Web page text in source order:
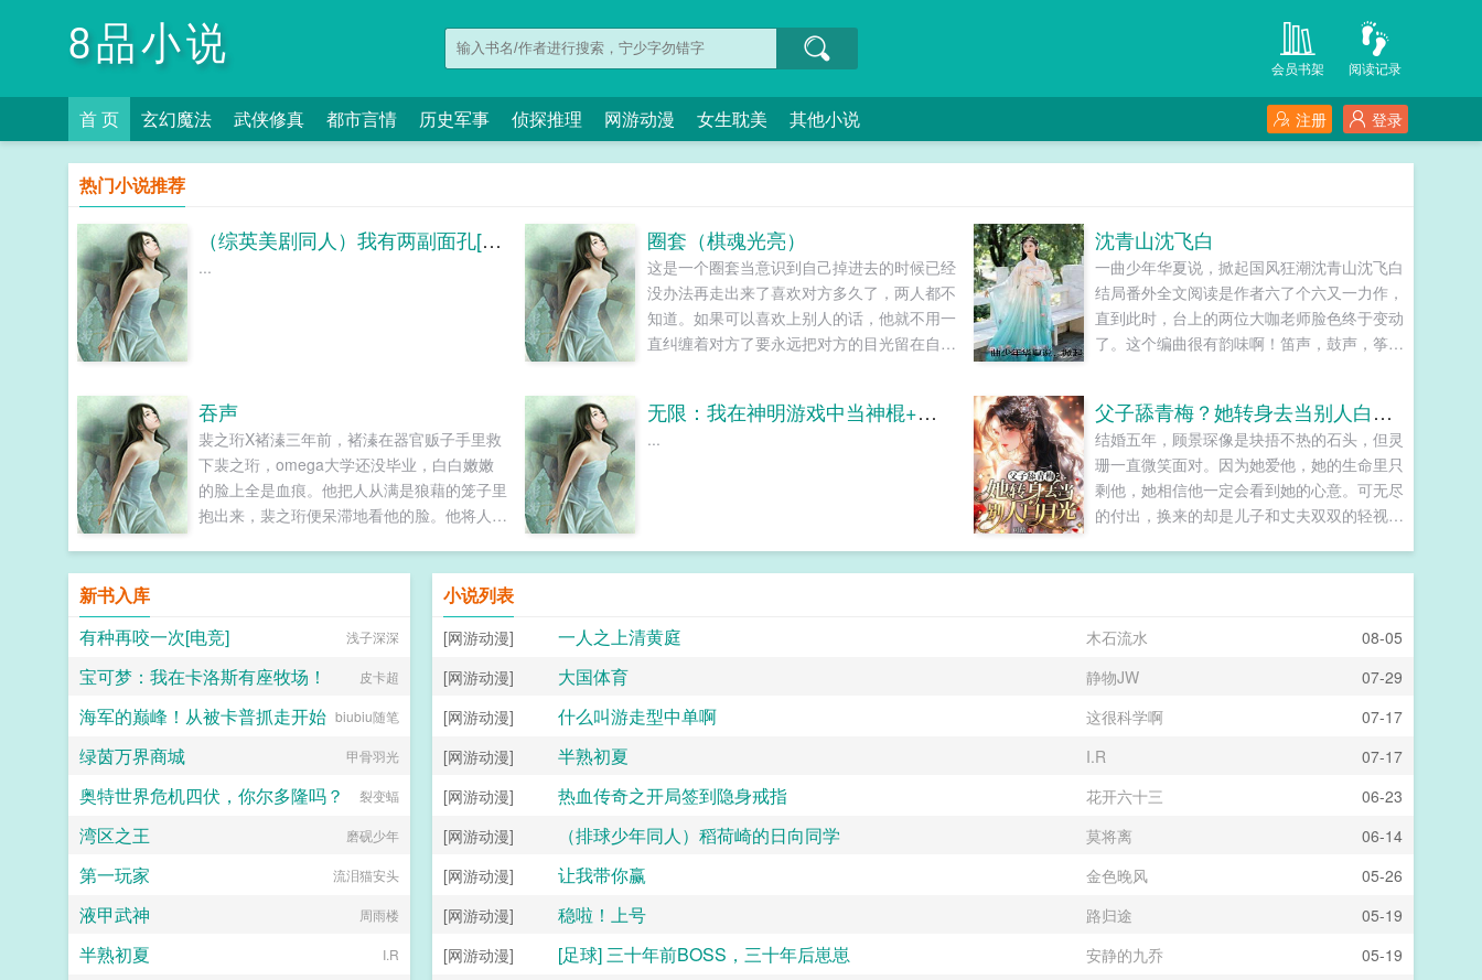
8品小说 阅读记录
会员书架
首 页 玄幻魔法 武侠修真 都市言情 历史军事 侦探推理 网游动漫 女生耽美 其他小说 登录
注册
热门小说推荐
（综英美剧同人）我有两副面孔[综英美]+番外
...
圈套（棋魂光亮）
这是一个圈套当意识到自己掉进去的时候已经
没办法再走出来了喜欢对方多久了，两人都不
知道。如果可以喜欢上别人的话，他就不用一
直纠缠着对方了要永远把对方的目光留在自己
都市近水楼台青梅竹马甜文轻松日常...
沈青山沈飞白
一曲少年华夏说，掀起国风狂潮沈青山沈飞白
结局番外全文阅读是作者六了个六又一力作，
直到此时，台上的两位大咖老师脸色终于变动
了。这个编曲很有韵味啊！笛声，鼓声，筝
前这个年轻人，竟然将这些古早的乐器集合起
来，编出如此有韵味的曲子。嘶不简单啊。这
个乐器，这个编曲。这真是个奇才啊，脑子怎
么长得！张乐乐终于忍不住，第一个开口。李
启云紧跟着点头表示赞同，他的眼中闪现了一
丝亮光不论如何，光是这个编曲，他就已经赢
了！至于两个流量小鲜肉，根本就没听出沈飞
后请教一下。可那邹子玉，面色却早已经黑沉
如水。就在这时，台上得沈飞白终于抬起了
吞声
裴之珩X褚溱三年前，褚溱在器官贩子手里救
下裴之珩，omega大学还没毕业，白白嫩嫩
的脸上全是血痕。他把人从满是狼藉的笼子里
抱出来，裴之珩便呆滞地看他的脸。他将人送
三年後两人再见，青年穿着一身高定西装，後
颈纹着张扬的翅膀纹身。褚溱很难相信原本沉
默寡言丶惊慌失措的小屁孩，竟然一朝改头换
面竟成了酒桌上游刃有馀的感情骗子，还美其
名曰为民除害？褚溱把人揪到面前，还没来得
及批评，就被先发制人。原来褚长官也会来这
各院主子。褚溱抿抿嘴，想说自己是在工作，
没想到这小子蹬鼻子上脸，拿着他对付那些情
了。裴茶茶哥哥不是喜欢香香软软的omega
吗，那我就装给哥哥看。带带预收阴郁疯批特
无限：我在神明游戏中当神棍+番外
...
父子舔青梅？她转身去当别人白月光
结婚五年，顾景琛像是块捂不热的石头，但灵
珊一直微笑面对。因为她爱他，她的生命里只
剩他，她相信他一定会看到她的心意。可无尽
的付出，换来的却是儿子和丈夫双双的轻视和
围着那个女人，言笑晏晏的样子，终于彻底死
心。准备好离婚协议，放弃抚养权，她潇洒过
回单身日子。可男人好似并不打算这么轻而易
举放过她。离婚？想都不要想。...
新书入库
有种再咬一次[电竞]
浅子深深
宝可梦：我在卡洛斯有座牧场！ 皮卡超
海军的巅峰！从被卡普抓走开始 biubiu随笔
绿茵万界商城 甲骨羽光
奥特世界危机四伏，你尔多隆吗？ 裂变蝠
湾区之王 磨砚少年
第一玩家 流泪猫安头
液甲武神 周雨楼
半熟初夏 I.R
小说列表
[网游动漫] 一人之上清黄庭 木石流水
08-05
[网游动漫]
大国体育 静物JW
07-29
[网游动漫]
什么叫游走型中单啊 这很科学啊
07-17
[网游动漫]
半熟初夏 I.R
07-17
[网游动漫]
热血传奇之开局签到隐身戒指 花开六十三
06-23
[网游动漫]
（排球少年同人）稻荷崎的日向同学 莫将离
06-14
[网游动漫]
让我带你赢 金色晚风
05-26
[网游动漫]
稳啦！上号 路归途
05-19
[网游动漫]
[足球] 三十年前BOSS，三十年后崽崽 安静的九乔
05-19